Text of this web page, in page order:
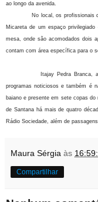
ao longo da avenida.
No local, os profissionais das
Micareta de um espaço
mesa, onde são acomodados dois
contam com área específica para o
Itajay Pedra Branca,
programas noticiosos e também é
baiano e presente em sete copas
de Santana há mais de quatro
Rádio Sociedade, além de
Maura Sérgia às
Compartilhar